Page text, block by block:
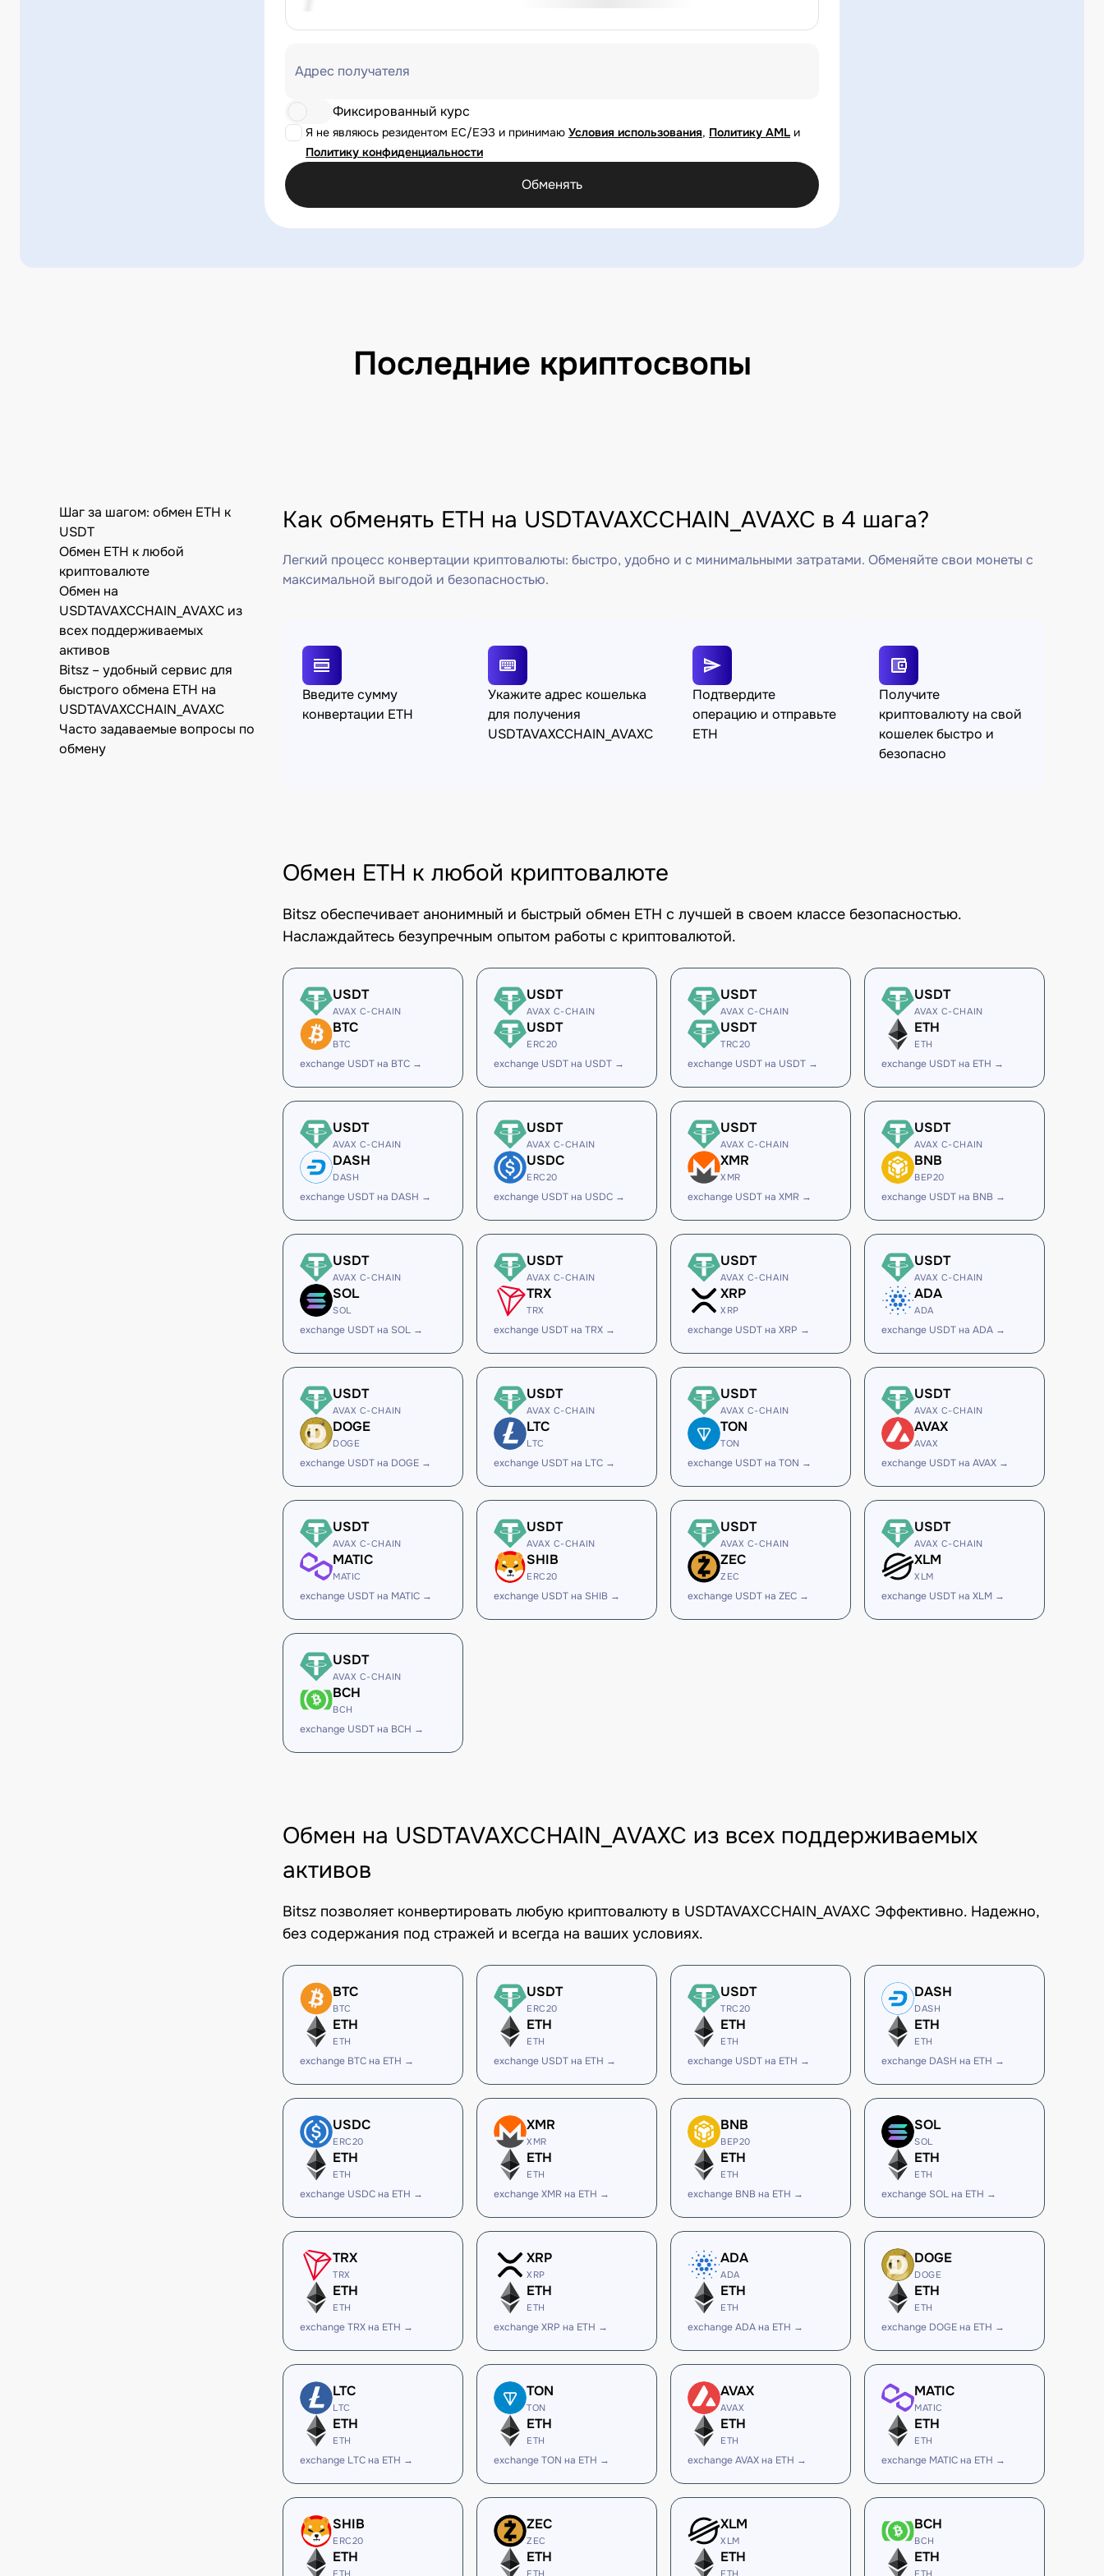
Адрес получателя
Я не являюсь резидентом ЕС/ЕЭЗ и принимаю Условия использования, Политику AML и
Политику конфиденциальности
Фиксированный курс
Обменять
Последние криптосвопы
Шаг за шагом: обмен ETH к
USDT
Обмен ETH к любой
криптовалюте
Обмен на
USDTAVAXCCHAIN_AVAXC из
всех поддерживаемых
активов
Bitsz – удобный сервис для
быстрого обмена ETH на
USDTAVAXCCHAIN_AVAXC
Часто задаваемые вопросы по
обмену
Как обменять ETH на USDTAVAXCCHAIN_AVAXC в 4 шага?
Легкий процесс конвертации криптовалюты: быстро, удобно и с минимальными затратами. Обменяйте свои монеты с
максимальной выгодой и безопасностью.
Введите сумму
конвертации ETH
Укажите адрес кошелька
для получения
USDTAVAXCCHAIN_AVAXC
Подтвердите
операцию и отправьте
ETH
Получите
криптовалюту на свой
кошелек быстро и
безопасно
Обмен ETH к любой криптовалюте
Bitsz обеспечивает анонимный и быстрый обмен ETH с лучшей в своем классе безопасностью.
Наслаждайтесь безупречным опытом работы с криптовалютой.
USDT
AVAX C-CHAIN
BTC
BTC
exchange USDT на BTC →
USDT
AVAX C-CHAIN
USDT
ERC20
exchange USDT на USDT →
USDT
AVAX C-CHAIN
USDT
TRC20
exchange USDT на USDT →
USDT
AVAX C-CHAIN
ETH
ETH
exchange USDT на ETH →
USDT
AVAX C-CHAIN
DASH
DASH
exchange USDT на DASH →
USDT
AVAX C-CHAIN
USDC
ERC20
exchange USDT на USDC →
USDT
AVAX C-CHAIN
XMR
XMR
exchange USDT на XMR →
USDT
AVAX C-CHAIN
BNB
BEP20
exchange USDT на BNB →
USDT
AVAX C-CHAIN
SOL
SOL
exchange USDT на SOL →
USDT
AVAX C-CHAIN
TRX
TRX
exchange USDT на TRX →
USDT
AVAX C-CHAIN
XRP
XRP
exchange USDT на XRP →
USDT
AVAX C-CHAIN
ADA
ADA
exchange USDT на ADA →
USDT
AVAX C-CHAIN
DOGE
DOGE
exchange USDT на DOGE →
USDT
AVAX C-CHAIN
LTC
LTC
exchange USDT на LTC →
USDT
AVAX C-CHAIN
TON
TON
exchange USDT на TON →
USDT
AVAX C-CHAIN
AVAX
AVAX
exchange USDT на AVAX →
USDT
AVAX C-CHAIN
MATIC
MATIC
exchange USDT на MATIC →
USDT
AVAX C-CHAIN
SHIB
ERC20
exchange USDT на SHIB →
USDT
AVAX C-CHAIN
ZEC
ZEC
exchange USDT на ZEC →
USDT
AVAX C-CHAIN
XLM
XLM
exchange USDT на XLM →
USDT
AVAX C-CHAIN
BCH
BCH
exchange USDT на BCH →
Обмен на USDTAVAXCCHAIN_AVAXC из всех поддерживаемых
активов
Bitsz позволяет конвертировать любую криптовалюту в USDTAVAXCCHAIN_AVAXC Эффективно. Надежно,
без содержания под стражей и всегда на ваших условиях.
BTC
BTC
ETH
ETH
exchange BTC на ETH →
USDT
ERC20
ETH
ETH
exchange USDT на ETH →
USDT
TRC20
ETH
ETH
exchange USDT на ETH →
DASH
DASH
ETH
ETH
exchange DASH на ETH →
USDC
ERC20
ETH
ETH
exchange USDC на ETH →
XMR
XMR
ETH
ETH
exchange XMR на ETH →
BNB
BEP20
ETH
ETH
exchange BNB на ETH →
SOL
SOL
ETH
ETH
exchange SOL на ETH →
TRX
TRX
ETH
ETH
exchange TRX на ETH →
XRP
XRP
ETH
ETH
exchange XRP на ETH →
ADA
ADA
ETH
ETH
exchange ADA на ETH →
DOGE
DOGE
ETH
ETH
exchange DOGE на ETH →
LTC
LTC
ETH
ETH
exchange LTC на ETH →
TON
TON
ETH
ETH
exchange TON на ETH →
AVAX
AVAX
ETH
ETH
exchange AVAX на ETH →
MATIC
MATIC
ETH
ETH
exchange MATIC на ETH →
SHIB
ERC20
ETH
ETH
ZEC
ZEC
ETH
ETH
XLM
XLM
ETH
ETH
BCH
BCH
ETH
ETH